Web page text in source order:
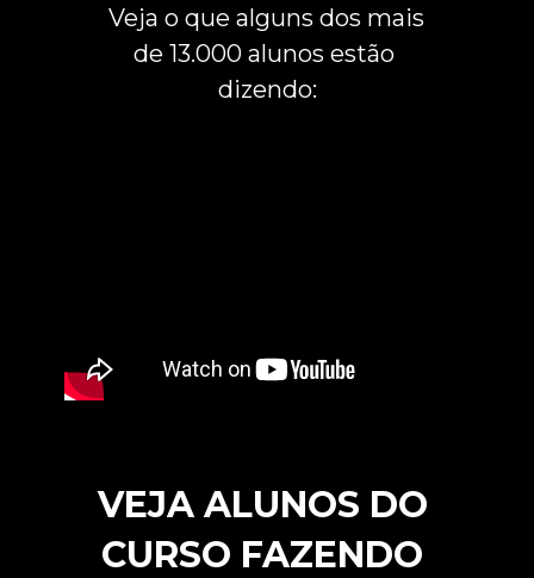
Veja o que alguns dos mais
de 13.000 alunos estão
dizendo:
VEJA ALUNOS DO
CURSO FAZENDO